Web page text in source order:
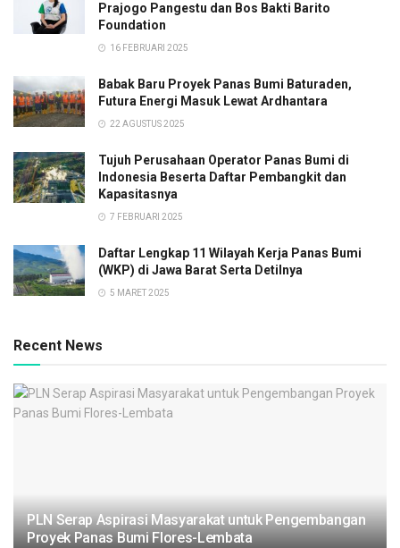
Prajogo Pangestu dan Bos Bakti Barito
Foundation
16 FEBRUARI 2025
Babak Baru Proyek Panas Bumi Baturaden,
Futura Energi Masuk Lewat Ardhantara
22 AGUSTUS 2025
Tujuh Perusahaan Operator Panas Bumi di
Indonesia Beserta Daftar Pembangkit dan
Kapasitasnya
7 FEBRUARI 2025
Daftar Lengkap 11 Wilayah Kerja Panas Bumi
(WKP) di Jawa Barat Serta Detilnya
5 MARET 2025
Recent News
PLN Serap Aspirasi Masyarakat untuk Pengembangan
Proyek Panas Bumi Flores-Lembata